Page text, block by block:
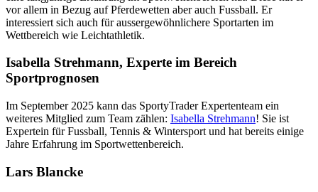
vor allem in Bezug auf Pferdewetten aber auch Fussball. Er
interessiert sich auch für aussergewöhnlichere Sportarten im
Wettbereich wie Leichtathletik.
Isabella Strehmann, Experte im Bereich
Sportprognosen
Im September 2025 kann das SportyTrader Expertenteam ein
weiteres Mitglied zum Team zählen: Isabella Strehmann! Sie ist
Expertein für Fussball, Tennis & Wintersport und hat bereits einige
Jahre Erfahrung im Sportwettenbereich.
Lars Blancke